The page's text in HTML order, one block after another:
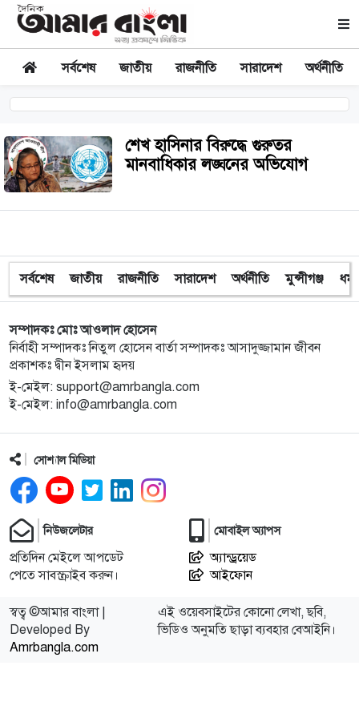
সর্বশেষ জাতীয় রাজনীতি সারাদেশ অর্থনীতি
শেখ হাসিনার বিরুদ্ধে গুরুতর
মানবাধিকার লঙ্ঘনের অভিযোগ
সর্বশেষ জাতীয় রাজনীতি সারাদেশ অর্থনীতি মুন্সীগঞ্জ ধর্ম
সম্পাদকঃ মোঃ আওলাদ হোসেন
নির্বাহী সম্পাদকঃ নিতুল হোসেন বার্তা সম্পাদকঃ আসাদুজ্জামান জীবন
প্রকাশকঃ দ্বীন ইসলাম হৃদয়
ই-মেইল: support@amrbangla.com
ই-মেইল: info@amrbangla.com
সোশ্যাল মিডিয়া
নিউজলেটার
প্রতিদিন মেইলে আপডেট
পেতে সাবস্ক্রাইব করুন।
মোবাইল অ্যাপস
অ্যান্ড্রয়েড
আইফোন
স্বত্ব ©আমার বাংলা |
Developed By
Amrbangla.com
এই ওয়েবসাইটের কোনো লেখা, ছবি,
ভিডিও অনুমতি ছাড়া ব্যবহার বেআইনি।